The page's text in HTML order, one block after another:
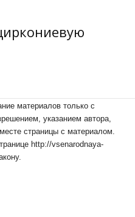
материалов только с
указанием автора,
страницы с материалом.
http://vsenarodnaya-